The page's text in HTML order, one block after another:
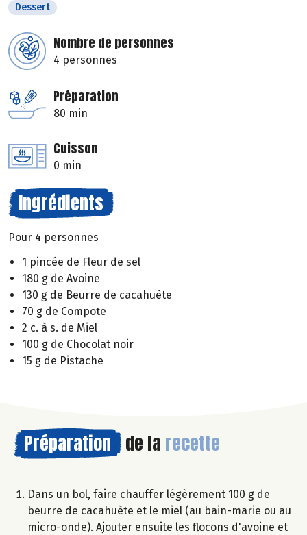
Dessert
Nombre de personnes
4 personnes
Préparation
80 min
Cuisson
0 min
Ingrédients
Pour 4 personnes
1 pincée de Fleur de sel
180 g de Avoine
130 g de Beurre de cacahuète
70 g de Compote
2 c. à s. de Miel
100 g de Chocolat noir
15 g de Pistache
Préparation de la recette
Dans un bol, faire chauffer légèrement 100 g de
beurre de cacahuète et le miel (au bain-marie ou au
micro-onde). Ajouter ensuite les flocons d'avoine et